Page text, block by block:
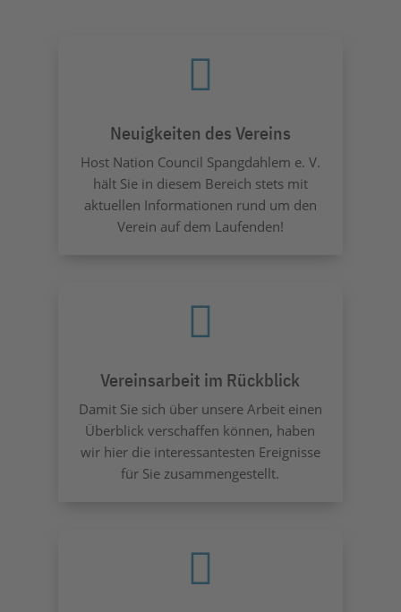

Neuigkeiten des Vereins
Host Nation Council Spangdahlem e. V.
hält Sie in diesem Bereich stets mit
aktuellen Informationen rund um den
Verein auf dem Laufenden!

Vereinsarbeit im Rückblick
Damit Sie sich über unsere Arbeit einen
Überblick verschaffen können, haben
wir hier die interessantesten Ereignisse
für Sie zusammengestellt.
